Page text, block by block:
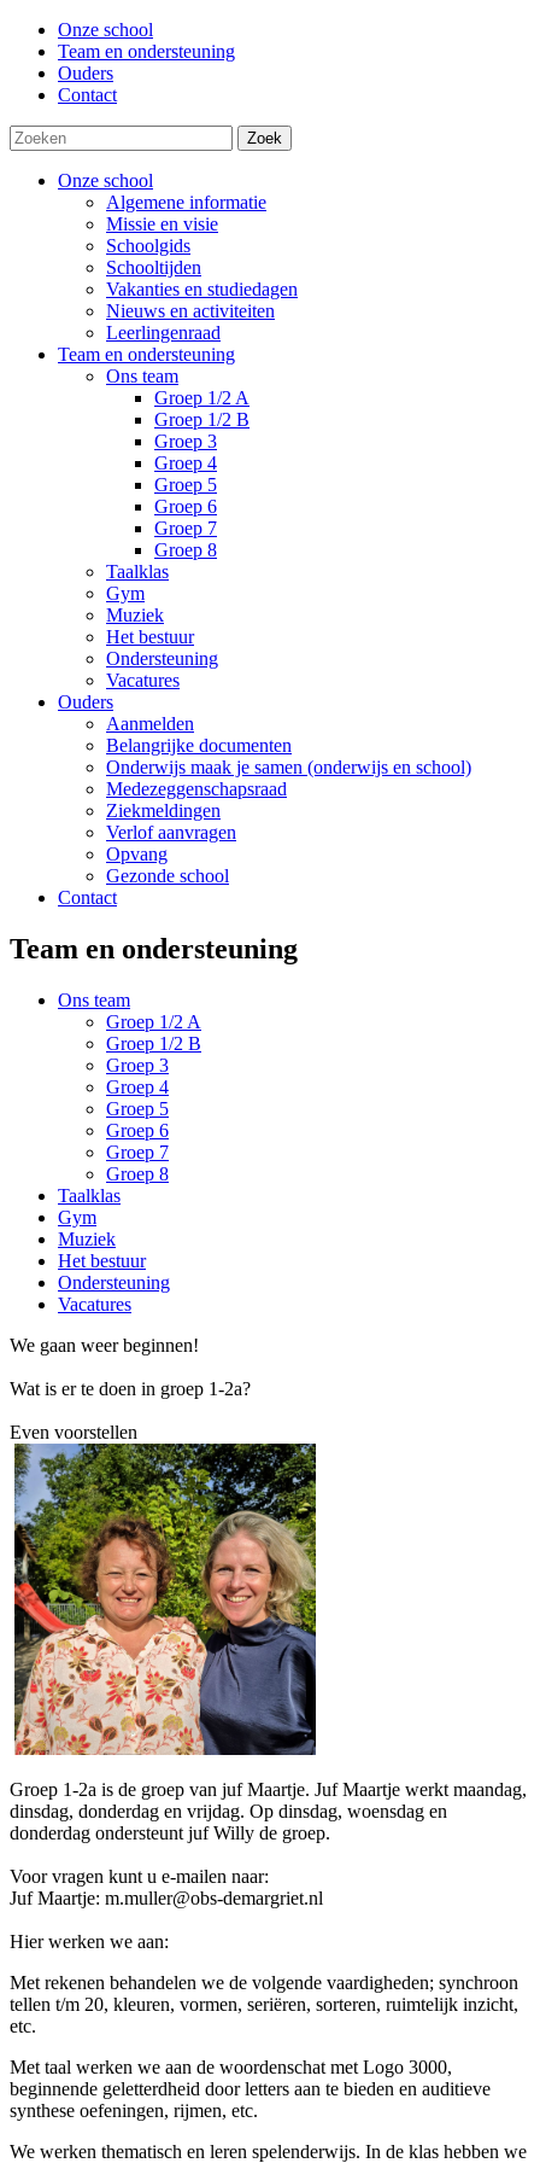
Onze school
Team en ondersteuning
Ouders
Contact
Zoek
Onze school
Algemene informatie
Missie en visie
Schoolgids
Schooltijden
Vakanties en studiedagen
Nieuws en activiteiten
Leerlingenraad
Team en ondersteuning
Ons team
Groep 1/2 A
Groep 1/2 B
Groep 3
Groep 4
Groep 5
Groep 6
Groep 7
Groep 8
Taalklas
Gym
Muziek
Het bestuur
Ondersteuning
Vacatures
Ouders
Aanmelden
Belangrijke documenten
Onderwijs maak je samen (onderwijs en school)
Medezeggenschapsraad
Ziekmeldingen
Verlof aanvragen
Opvang
Gezonde school
Contact
Team en ondersteuning
Ons team
Groep 1/2 A
Groep 1/2 B
Groep 3
Groep 4
Groep 5
Groep 6
Groep 7
Groep 8
Taalklas
Gym
Muziek
Het bestuur
Ondersteuning
Vacatures
We gaan weer beginnen!
Wat is er te doen in groep 1-2a?
Even voorstellen
Groep 1-2a is de groep van juf Maartje. Juf Maartje werkt maandag,
dinsdag, donderdag en vrijdag. Op dinsdag, woensdag en
donderdag ondersteunt juf Willy de groep.
Voor vragen kunt u e-mailen naar:
Juf Maartje: m.muller@obs-demargriet.nl
Hier werken we aan:
Met rekenen behandelen we de volgende vaardigheden; synchroon
tellen t/m 20, kleuren, vormen, seriëren, sorteren, ruimtelijk inzicht,
etc.
Met taal werken we aan de woordenschat met Logo 3000,
beginnende geletterdheid door letters aan te bieden en auditieve
synthese oefeningen, rijmen, etc.
We werken thematisch en leren spelenderwijs. In de klas hebben we